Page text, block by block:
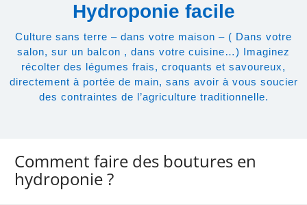
Hydroponie facile
Culture sans terre – dans votre maison – ( Dans votre
salon, sur un balcon , dans votre cuisine…) Imaginez
récolter des légumes frais, croquants et savoureux,
directement à portée de main, sans avoir à vous soucier
des contraintes de l’agriculture traditionnelle.
Comment faire des boutures en
hydroponie ?